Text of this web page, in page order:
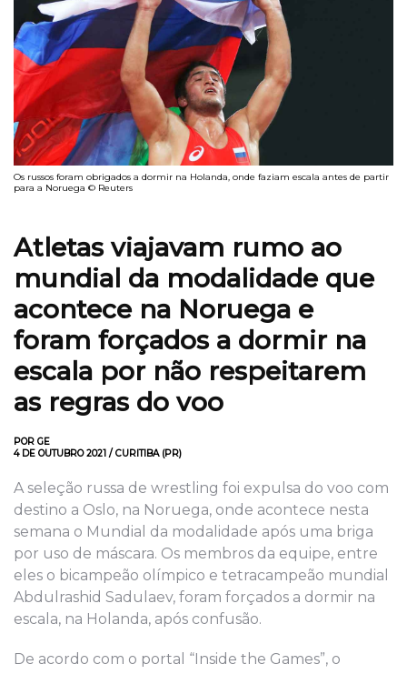
Os russos foram obrigados a dormir na Holanda, onde faziam escala antes de partir
para a Noruega © Reuters
Atletas viajavam rumo ao
mundial da modalidade que
acontece na Noruega e
foram forçados a dormir na
escala por não respeitarem
as regras do voo
POR GE
4 DE OUTUBRO 2021 / CURITIBA (PR)
A seleção russa de wrestling foi expulsa do voo com
destino a Oslo, na Noruega, onde acontece nesta
semana o Mundial da modalidade após uma briga
por uso de máscara. Os membros da equipe, entre
eles o bicampeão olímpico e tetracampeão mundial
Abdulrashid Sadulaev, foram forçados a dormir na
escala, na Holanda, após confusão.
De acordo com o portal “Inside the Games”, o